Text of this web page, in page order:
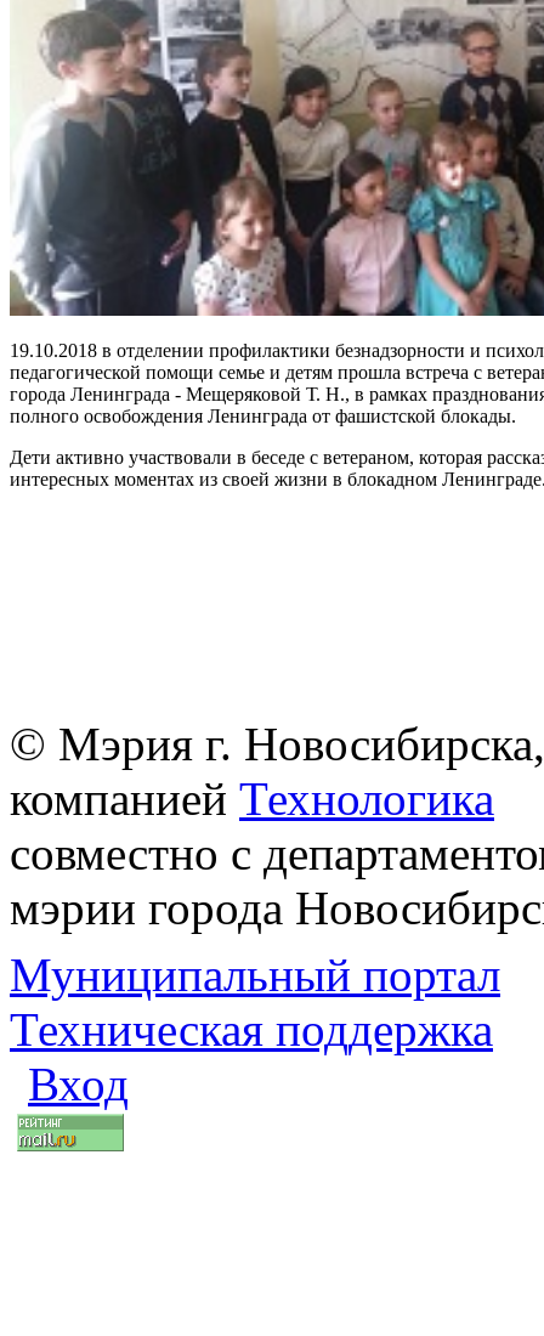
19.10.2018 в отделении профилактики безнадзорности и
педагогической помощи семье и детям прошла встреча с
города Ленинграда - Мещеряковой Т. Н., в рамках
полного освобождения Ленинграда от фашистской блокады.
Дети активно участвовали в беседе с ветераном, которая
интересных моментах из своей жизни в блокадном
© Мэрия г.
компанией Технологика
совместно с
мэрии города
Муниципальный портал
Техническая поддержка
Вход